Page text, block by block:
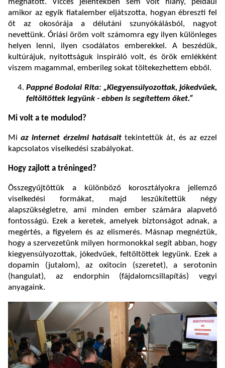
amikor az egyik fiatalember eljátszotta, hogyan ébreszti fel
őt az okosórája a délutáni szunyókálásból, nagyot
nevettünk. Óriási öröm volt számomra egy ilyen különleges
helyen lenni, ilyen csodálatos emberekkel. A beszédük,
kultúrájuk, nyitottságuk inspiráló volt, és örök emlékként
viszem magammal, emberileg sokat töltekezhettem ebből.
Pappné Bodolai Rita: „Kiegyensúlyozottak, jókedvűek,
feltöltöttek legyünk - ebben is segítettem őket.”
Mi volt a te modulod?
Miaz internet érzelmi hatásaittekintettük át, és az ezzel
kapcsolatos viselkedési szabályokat.
Hogy zajlott a tréninged?
Összegyűjtöttük a különböző korosztályokra jellemző
viselkedési formákat, majd leszűkítettük négy
alapszükségletre, ami minden ember számára alapvető
fontosságú. Ezek a keretek, amelyek biztonságot adnak, a
megértés, a figyelem és az elismerés. Másnap megnéztük,
hogy a szervezetünk milyen hormonokkal segít abban, hogy
kiegyensúlyozottak, jókedvűek, feltöltöttek legyünk. Ezek a
dopamin (jutalom), az oxitocin (szeretet), a serotonin
(hangulat), az endorphin (fájdalomcsillapítás) vegyi
anyagaink.